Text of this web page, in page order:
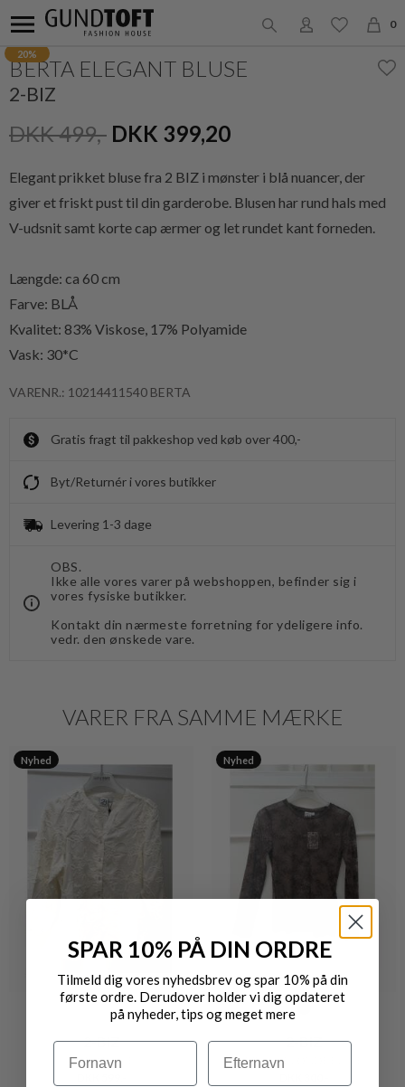
0
20%
BERTA ELEGANT BLUSE
2-BIZ
DKK 499,- DKK 399,20
Elegant prikket bluse fra 2 BIZ i mønster i blå nuancer, der
giver et friskt pust til din garderobe. Blusen har rund hals med
V-udsnit samt korte cap ærmer og let rundet kant forneden.
Længde: ca 60 cm
Farve: BLÅ
Kvalitet: 83% Viskose, 17% Polyamide
Vask: 30*C
VARENR.: 10214411540 BERTA
Gratis fragt til pakkeshop ved køb over 400,-
Byt/Returnér i vores butikker
Levering 1-3 dage
OBS.
Ikke alle vores varer på webshoppen, befinder sig i
vores fysiske butikker.
Kontakt din nærmeste forretning for ydeligere info.
vedr. den ønskede vare.
VARER FRA SAMME MÆRKE
Nyhed
2-BIZ
MARO BLUSE
Nyhed
2-BIZ
MELISA BLONDE BLUSE
SPAR 10% PÅ DIN ORDRE
Tilmeld dig vores nyhedsbrev og spar 10% på din
første ordre. Derudover holder vi dig opdateret
på nyheder, tips og meget mere
Navn Efternavn